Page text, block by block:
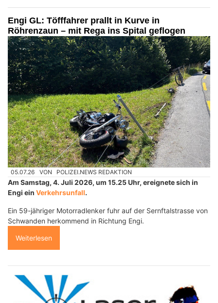
Engi GL: Töfffahrer prallt in Kurve in
Röhrenzaun – mit Rega ins Spital geflogen
05.07.26 VON POLIZEI.NEWS REDAKTION
Am Samstag, 4. Juli 2026, um 15.25 Uhr, ereignete sich in
Engi ein Verkehrsunfall.
Ein 59-jähriger Motorradlenker fuhr auf der Sernftalstrasse von
Schwanden herkommend in Richtung Engi.
Weiterlesen